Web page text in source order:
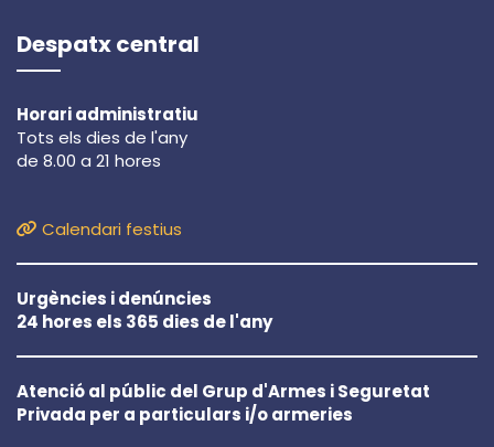
Despatx central
Horari administratiu
Tots els dies de l'any
de 8.00 a 21 hores
Calendari festius
Urgències i denúncies
24 hores els 365 dies de l'any
Atenció al públic del Grup d'Armes i Seguretat
Privada per a particulars i/o armeries